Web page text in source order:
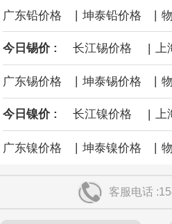
广东铅价格 坤泰铅价格
今日锡价 : 长江锡价格 | 上
广东锡价格 坤泰锡价格
今日镍价 : 长江镍价格 | 上
广东镍价格 | 坤泰镍价格 |
客服电话